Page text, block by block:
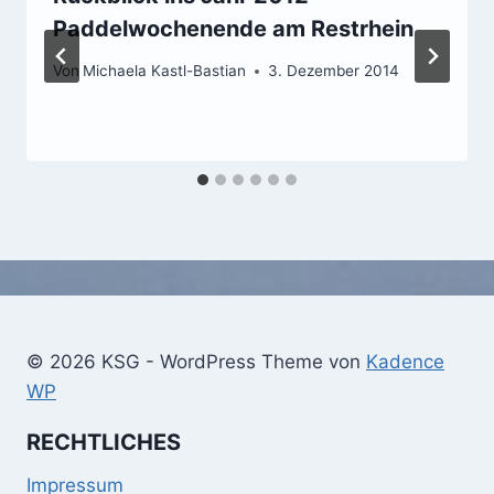
Paddelwochenende am Restrhein
Von Michaela Kastl-Bastian 3. Dezember 2014
© 2026 KSG - WordPress Theme von Kadence
WP
RECHTLICHES
Impressum